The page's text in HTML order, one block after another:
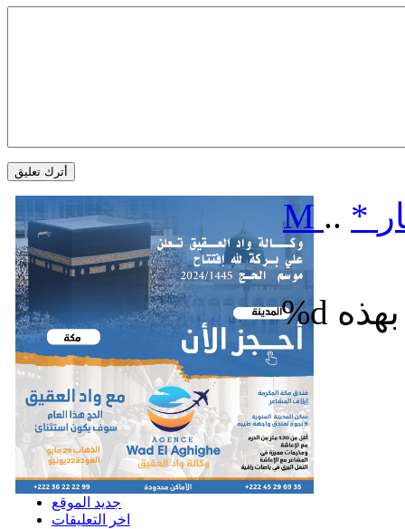
جديد الموقع
اخر التعليقات
M .. *
%d